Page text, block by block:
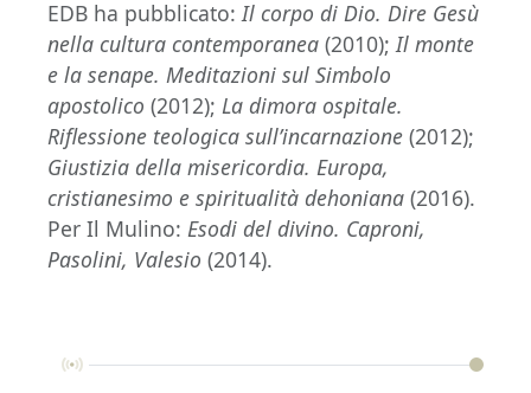
EDB ha pubblicato:Il corpo di Dio. Dire Gesù
nella cultura contemporanea (2010);Il monte
e la senape. Meditazioni sul Simbolo
apostolico (2012); La dimora ospitale.
Riflessione teologica sull’incarnazione (2012);
Giustizia della misericordia. Europa,
cristianesimo e spiritualità dehoniana (2016).
Per Il Mulino: Esodi del divino. Caproni,
Pasolini, Valesio (2014).